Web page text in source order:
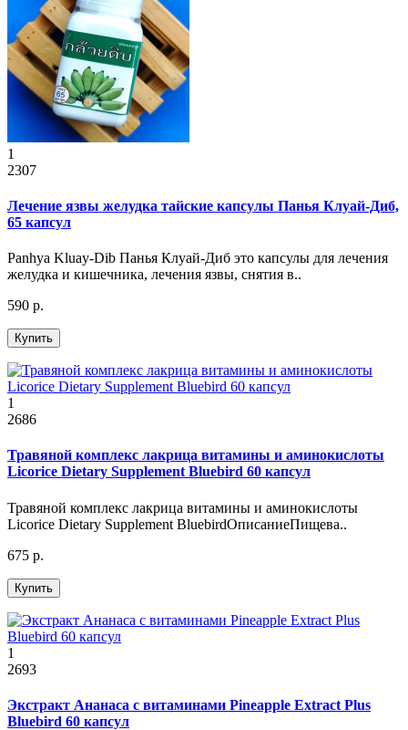
1
2307
Лечение язвы желудка тайские капсулы Панья Клуай-Диб,
65 капсул
Panhya Kluay-Dib Панья Клуай-Диб это капсулы для лечения
желудка и кишечника, лечения язвы, снятия в..
590 р.
Купить
1
2686
Травяной комплекс лакрица витамины и аминокислоты
Licorice Dietary Supplement Bluebird 60 капсул
Травяной комплекс лакрица витамины и аминокислоты
Licorice Dietary Supplement BluebirdОписаниеПищева..
675 р.
Купить
1
2693
Экстракт Ананаса с витаминами Pineapple Extract Plus
Bluebird 60 капсул